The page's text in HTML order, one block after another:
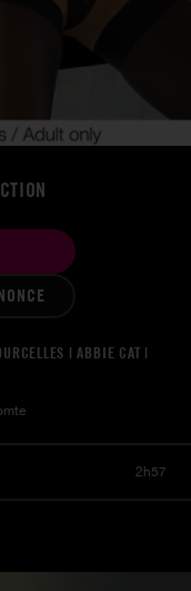
| ABBIE CAT |
2h57